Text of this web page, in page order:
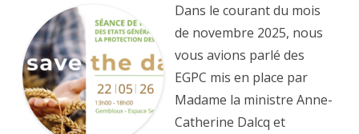
la
Protection
des
cultures
(EGPC)
:
quel
avancement
?
Dans le courant du mois
de novembre 2025, nous
vous avions parlé des
EGPC mis en place par
Madame la ministre Anne-
Catherine Dalcq et